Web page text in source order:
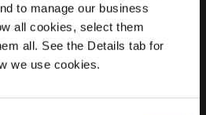
to manage our business
all cookies, select them
all. See the Details tab for
we use cookies.
Passage 88
1101 AX Amsterdam
Holland